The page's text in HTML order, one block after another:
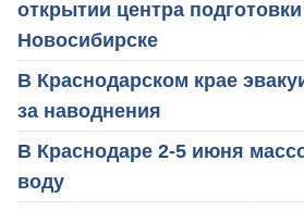
открытии центра
Новосибирске
В Краснодарском крае
за наводнения
В Краснодаре 2-5 июня
воду